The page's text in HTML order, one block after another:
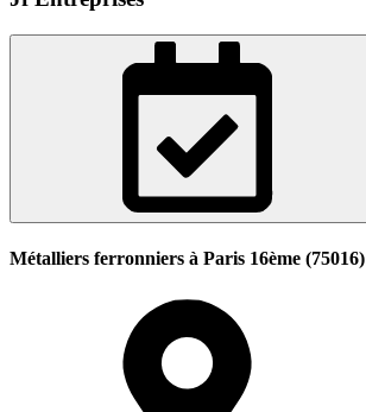
Métalliers ferronniers à Paris 16ème (75016)